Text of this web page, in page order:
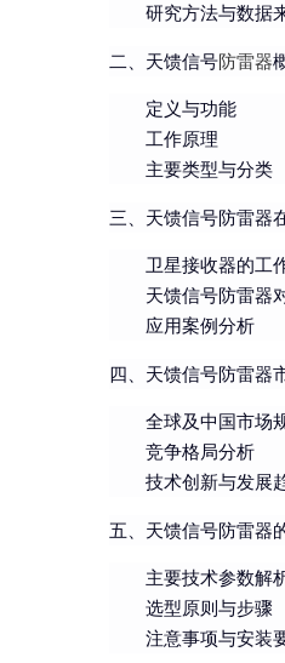
研究方法与数据
二、天馈信号防雷器
定义与功能
工作原理
主要类型与分类
三、天馈信号防雷器
卫星接收器的工
天馈信号防雷器
应用案例分析
四、天馈信号防雷器
全球及中国市场
竞争格局分析
技术创新与发展
五、天馈信号防雷器
主要技术参数解
选型原则与步骤
注意事项与安装